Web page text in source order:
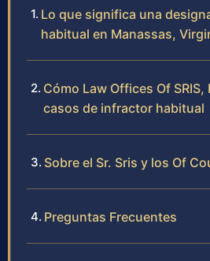
Lo que significa una
habitual en Manassas,
Cómo Law Offices Of SRIS,
casos de infractor habitual
Sobre el Sr. Sris y los Of
Preguntas Frecuentes